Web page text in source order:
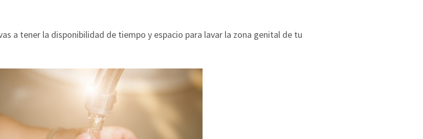
a tener la disponibilidad de tiempo y espacio para lavar la zona genital de tu